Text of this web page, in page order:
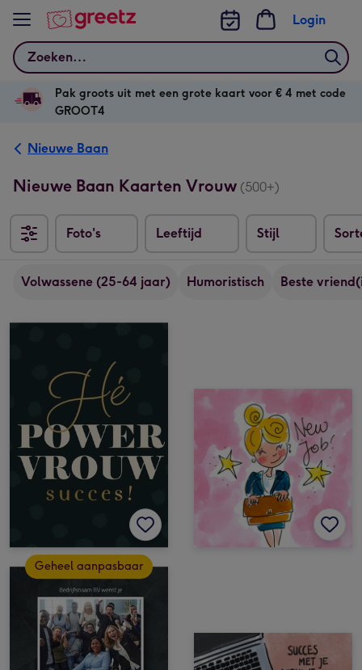
Bekijk meer
Zoeken
Login
Pak groots uit met een grote kaart voor € 4 met code
GROOT4
Nieuwe Baan
Nieuwe Baan Kaarten Vrouw (500+)
Foto's Leeftijd Stijl
Volwassene (25-64 jaar) Humoristisch Beste
Geheel aanpasbaar